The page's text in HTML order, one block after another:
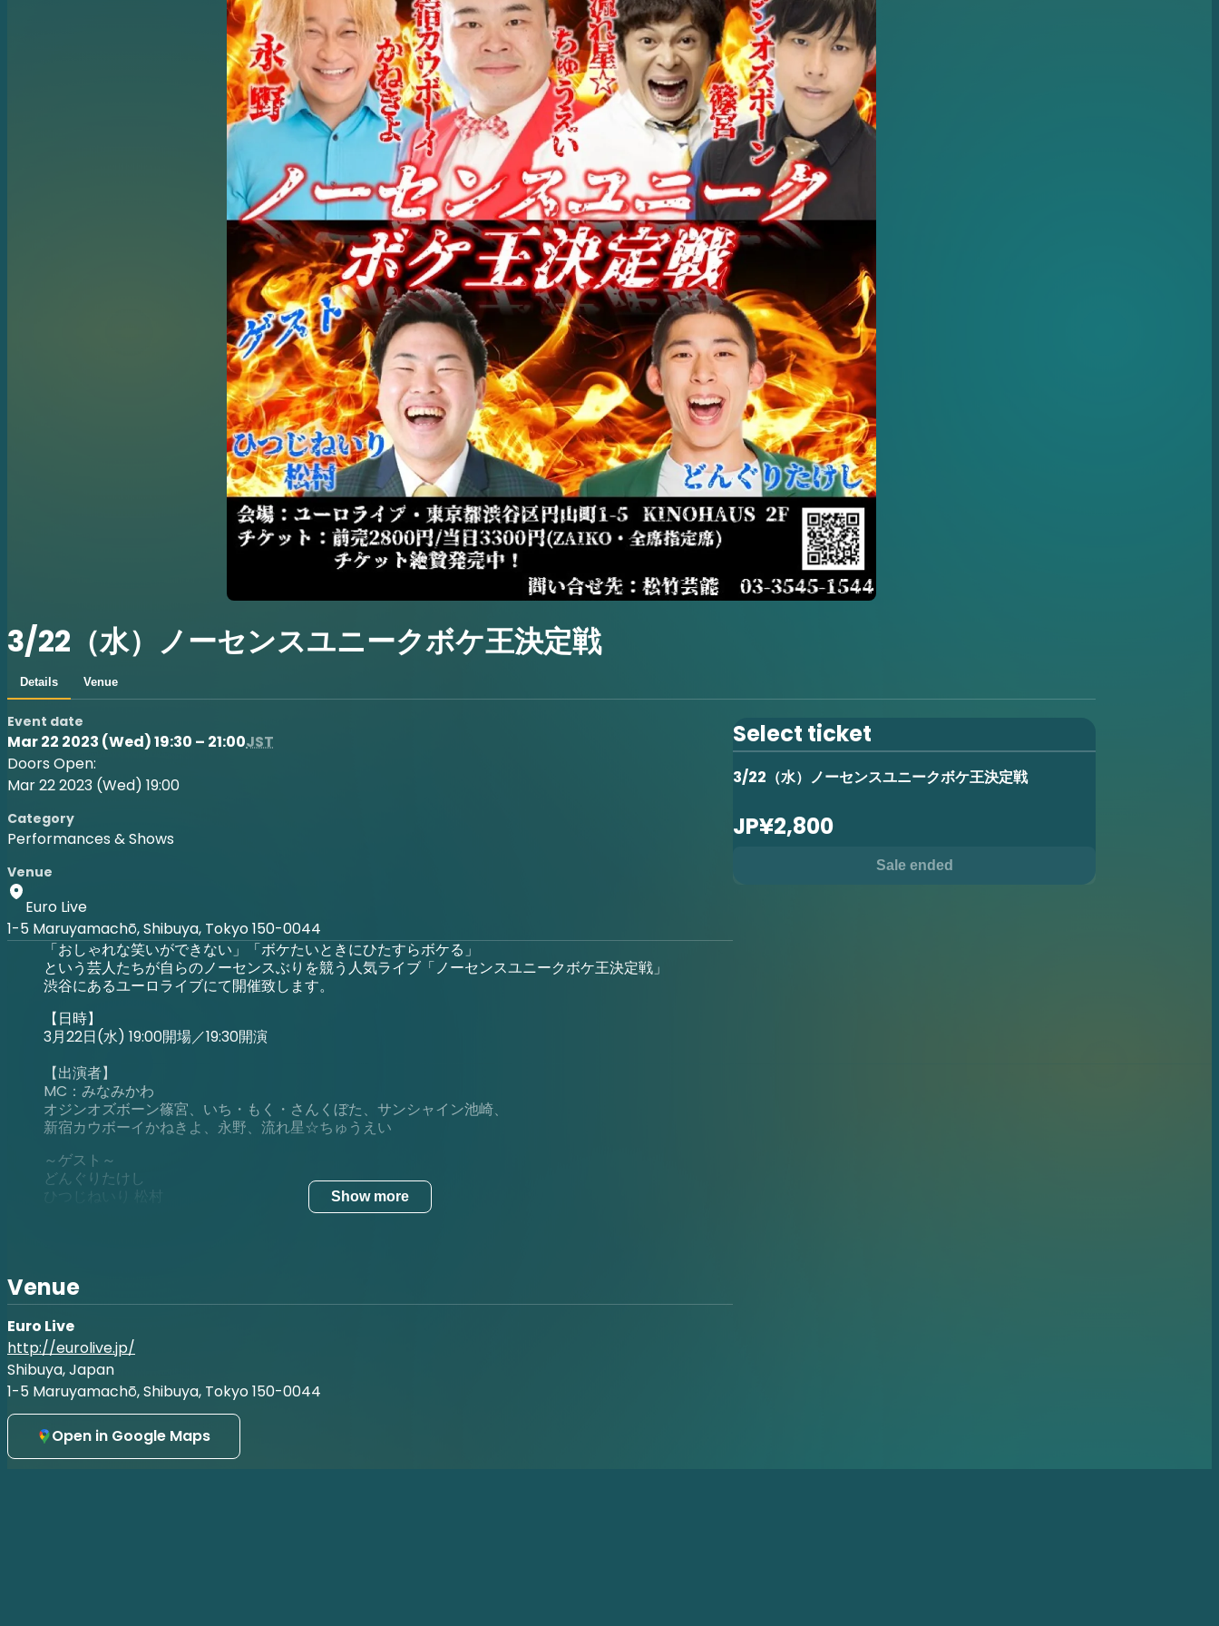
3/22（水）ノーセンスユニークボケ王決定戦
Details Venue
Event date
Mar 22 2023 (Wed) 19:30 – 21:00JST
Doors Open:
Mar 22 2023 (Wed) 19:00
Category
Performances & Shows
Venue
Euro Live
1-5 Maruyamachō, Shibuya, Tokyo 150-0044
「おしゃれな笑いができない」「ボケたいときにひたすらボケる」
という芸人たちが自らのノーセンスぶりを競う人気ライブ「ノーセンスユニークボケ王決定戦」
渋谷にあるユーロライブにて開催致します。
【日時】
3月22日(水) 19:00開場／19:30開演
【出演者】
MC：みなみかわ
オジンオズボーン篠宮、いち・もく・さんくぼた、サンシャイン池崎、
新宿カウボーイかねき よ 、永野、流れ星☆ちゅうえい
～ゲスト～
どんぐりたけし
ひつじねいり 松村
・劇場観覧 当日券 3,300円
※公演当日会場にて、開場後に販売いたします。
※前売券完売時は当日券の販売はございません。
※オンライン配信はございません。
【会場】
ユーロライブ
（東京都渋谷区円山町1-5 KINOHAUS 2F）
【ご注意】
・やむを得ない事情により、出演者・内容等が変更となる場合がございます。予めご了承ください。
Show more
Venue
Euro Live
http://eurolive.jp/
Shibuya, Japan
1-5 Maruyamachō, Shibuya, Tokyo 150-0044
Open in Google Maps
Select ticket
3/22（水）ノーセンスユニークボケ王決定戦
JP¥2,800
Sale ended